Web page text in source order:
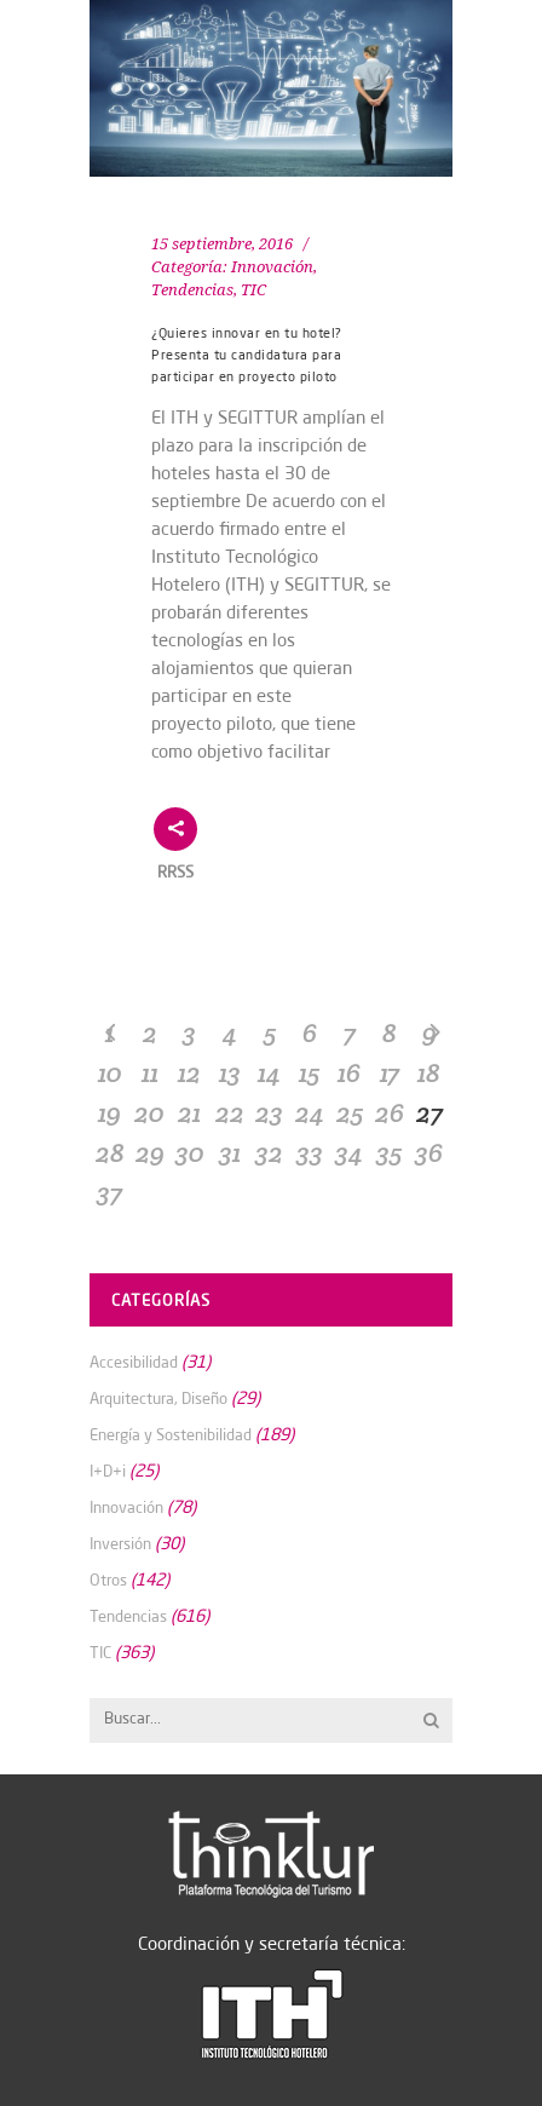
15 septiembre, 2016
Categoría: Innovación,
Tendencias, TIC
¿Quieres innovar en tu hotel?
Presenta tu candidatura para
participar en proyecto piloto
El ITH y SEGITTUR amplían el
plazo para la inscripción de
hoteles hasta el 30 de
septiembre De acuerdo con el
acuerdo firmado entre el
Instituto Tecnológico
Hotelero (ITH) y SEGITTUR, se
probarán diferentes
tecnologías en los
alojamientos que quieran
participar en este
proyecto piloto, que tiene
como objetivo facilitar
RRSS
1 2 3 4 5 6 7 8
9
10 11 12 13 14 15 16 17 18
19 20 21 22 23 24 25 26 27
28 29 30 31 32 33 34 35 36
37
CATEGORÍAS
Accesibilidad (31)
Arquitectura, Diseño (29)
Energía y Sostenibilidad (189)
I+D+i (25)
Innovación (78)
Inversión (30)
Otros (142)
Tendencias (616)
TIC (363)
Coordinación y secretaría técnica: